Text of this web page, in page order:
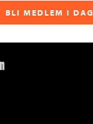
BLI MEDLEM I DAG